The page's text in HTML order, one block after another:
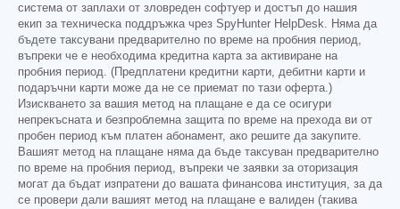
система от заплахи от зловреден софтуер и достъп до нашия
екип за техническа поддръжка чрез SpyHunter HelpDesk. Няма да
бъдете таксувани предварително по време на пробния период,
въпреки че е необходима кредитна карта за активиране на
пробния период. (Предплатени кредитни карти, дебитни карти и
подаръчни карти може да не се приемат по тази оферта.)
Изискването за вашия метод на плащане е да се осигури
непрекъсната и безпроблемна защита по време на прехода ви от
пробен период към платен абонамент, ако решите да закупите.
Вашият метод на плащане няма да бъде таксуван предварително
по време на пробния период, въпреки че заявки за оторизация
могат да бъдат изпратени до вашата финансова институция, за да
се провери дали вашият метод на плащане е валиден (такива